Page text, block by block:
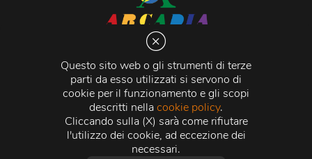
Questo sito web o gli strumenti di terze
parti da esso utilizzati si servono di
cookie per il funzionamento e gli scopi
descritti nellacookie policy.
Cliccando sulla (X) sarà come rifiutare
l'utilizzo dei cookie, ad eccezione dei
necessari.
Via Martiri della Libertà 20066 Melzo (MI)
C.C.I.A.A. - R.E.A di Milano n. 1427910
Registro delle Imprese di Milano n. 338392 -
Fiscale e Partita Iva11015840157 | Capitale Sociale
500.000,00 i.v.
Credits:Crea Informatica S.r.l. 2026 © Tutti i diritti
riservati.